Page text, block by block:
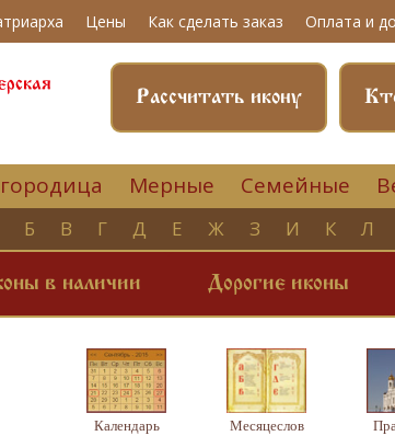
Цены Как сделать заказ Оплата и
Рассчитать икону
Мерные Семейные
Б В Г Д Е Ж З И К Л
в наличии Дорогие иконы
Календарь Месяцеслов